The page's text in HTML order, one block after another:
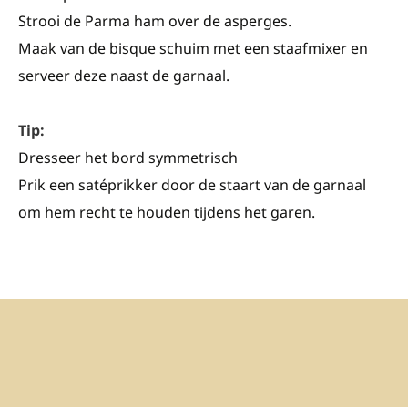
Strooi de Parma ham over de asperges.
Maak van de bisque schuim met een staafmixer en
serveer deze naast de garnaal.
Tip:
Dresseer het bord symmetrisch
Prik een satéprikker door de staart van de garnaal
om hem recht te houden tijdens het garen.